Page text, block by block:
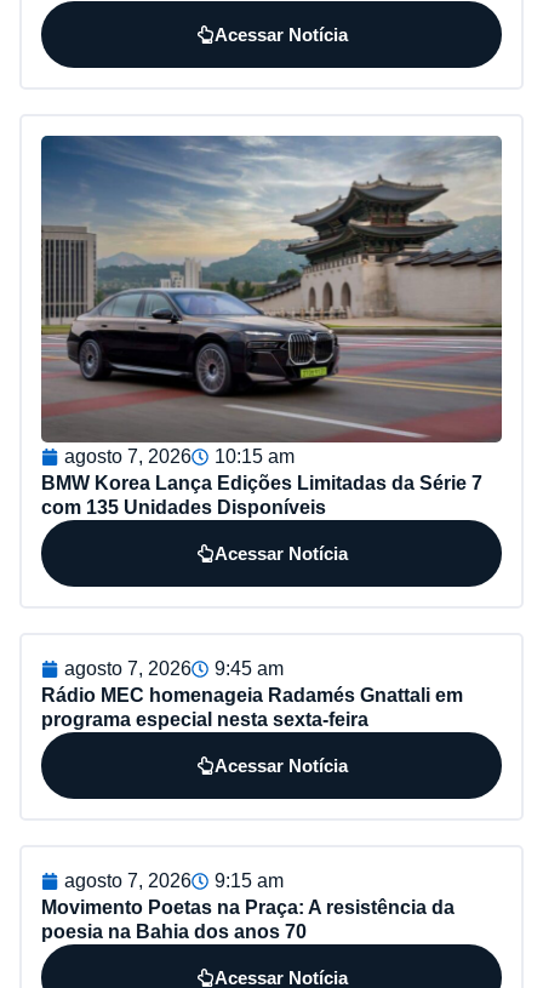
Acessar Notícia
agosto 7, 2026
10:15 am
BMW Korea Lança Edições Limitadas da Série 7
com 135 Unidades Disponíveis
Acessar Notícia
agosto 7, 2026
9:45 am
Rádio MEC homenageia Radamés Gnattali em
programa especial nesta sexta-feira
Acessar Notícia
agosto 7, 2026
9:15 am
Movimento Poetas na Praça: A resistência da
poesia na Bahia dos anos 70
Acessar Notícia